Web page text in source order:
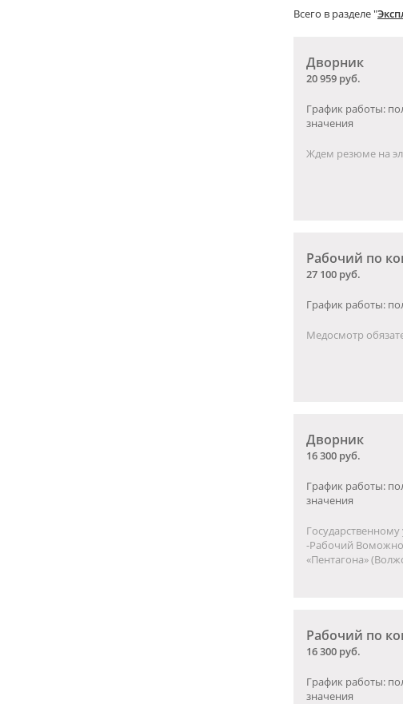
Всего в разделе "
Дворник
20 959 руб.
График работы:
значения
Ждем резюме на
Рабочий по
27 100 руб.
График работы:
Медосмотр
Дворник
16 300 руб.
График работы:
значения
-Рабочий Воможно
«Пентагона»
Рабочий по
16 300 руб.
График работы:
значения